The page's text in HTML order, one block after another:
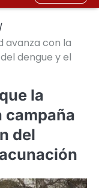
avanza con la
dengue y el
la
campaña
del